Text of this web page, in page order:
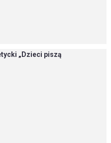
„Dzieci piszą